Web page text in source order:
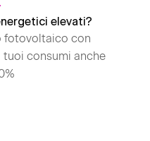
elevati?
fotovoltaico con
consumi anche